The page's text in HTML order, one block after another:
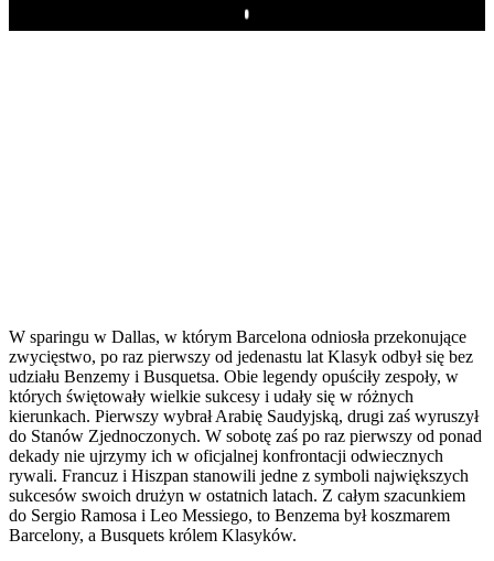
Play
W sparingu w Dallas, w którym Barcelona odniosła przekonujące
zwycięstwo, po raz pierwszy od jedenastu lat Klasyk odbył się bez
udziału Benzemy i Busquetsa. Obie legendy opuściły zespoły, w
których świętowały wielkie sukcesy i udały się w różnych
kierunkach. Pierwszy wybrał Arabię Saudyjską, drugi zaś wyruszył
do Stanów Zjednoczonych. W sobotę zaś po raz pierwszy od ponad
dekady nie ujrzymy ich w oficjalnej konfrontacji odwiecznych
rywali. Francuz i Hiszpan stanowili jedne z symboli największych
sukcesów swoich drużyn w ostatnich latach. Z całym szacunkiem
do Sergio Ramosa i Leo Messiego, to Benzema był koszmarem
Barcelony, a Busquets królem Klasyków.